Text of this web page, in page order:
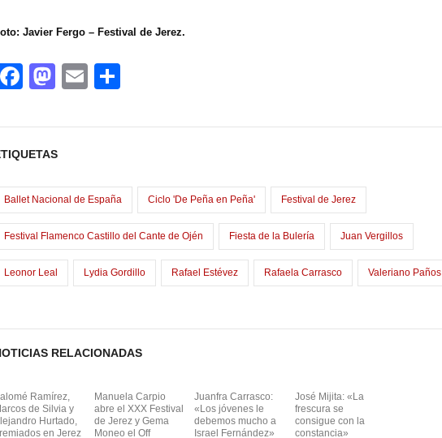
Javier Fergo – Festival de Jerez.
F
c
e
b
o
o
k
M
st
o
d
o
n
E
ail m
ar
tir
Ballet Nacional de España Ciclo 'De Peña en Peña' Festival de Jerez
Festival Flamenco Castillo del Cante de Ojén Fiesta de la Bulería Juan Vergillos
Leonor Leal Lydia Gordillo Rafael Estévez Rafaela Carrasco Valeriano Paños
RELACIONADAS
Ramírez,
de Silvia y
Hurtado,
en Jerez
Manuela Carpio
abre el XXX Festival
de Jerez y Gema
Moneo el Off
Juanfra Carrasco:
«Los jóvenes le
debemos mucho a
Israel Fernández»
José Mijita: «La
frescura se
consigue con la
constancia»